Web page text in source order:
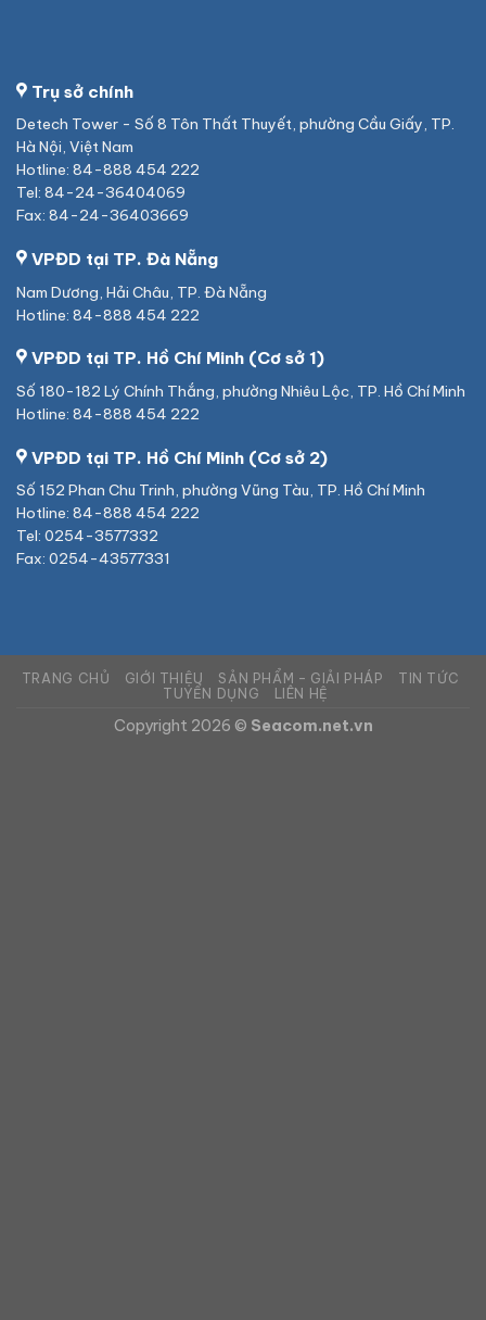
Trụ sở chính
Detech Tower - Số 8 Tôn Thất Thuyết, phường Cầu Giấy, TP.
Hà Nội, Việt Nam
Hotline: 84-888 454 222
Tel: 84-24-36404069
Fax: 84-24-36403669
VPĐD tại TP. Đà Nẵng
Nam Dương, Hải Châu, TP. Đà Nẵng
Hotline: 84-888 454 222
VPĐD tại TP. Hồ Chí Minh (Cơ sở 1)
Số 180-182 Lý Chính Thắng, phường Nhiêu Lộc, TP. Hồ Chí Minh
Hotline: 84-888 454 222
VPĐD tại TP. Hồ Chí Minh (Cơ sở 2)
Số 152 Phan Chu Trinh, phường Vũng Tàu, TP. Hồ Chí Minh
Hotline: 84-888 454 222
Tel: 0254-3577332
Fax: 0254-43577331
TRANG CHỦ GIỚI THIỆU SẢN PHẨM – GIẢI PHÁP
TIN TỨC
TUYỂN DỤNG
LIÊN HỆ
Copyright 2026 © Seacom.net.vn